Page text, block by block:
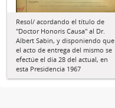
Resol/ acordando el título de
"Doctor Honoris Causa" al Dr.
Albert Sabin, y disponiendo que
el acto de entrega del mismo se
efectúe el día 28 del actual, en
esta Presidencia 1967